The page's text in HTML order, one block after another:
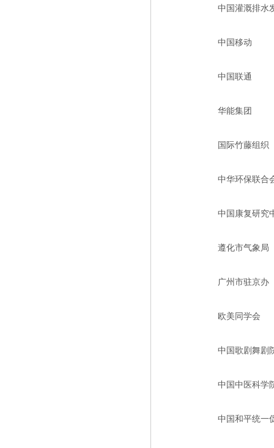
中国灌溉排水
中国移动
中国联通
华能集团
国际竹藤组织
中华环保联合
中国康复研究
遵化市气象局
广州市驻京办
欧美同学会
中国歌剧舞剧
中国中医科学
中国和平统一